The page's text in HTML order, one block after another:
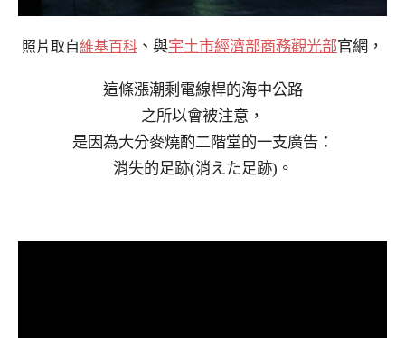
照片取自維基百科 、與宇土市經濟部商務觀光部官網，
這條漲潮剩電線桿的海中公路
之所以會被注意，
是因為大分麥燒酌二階堂的一支廣告：
消失的足跡(消えた足跡)。